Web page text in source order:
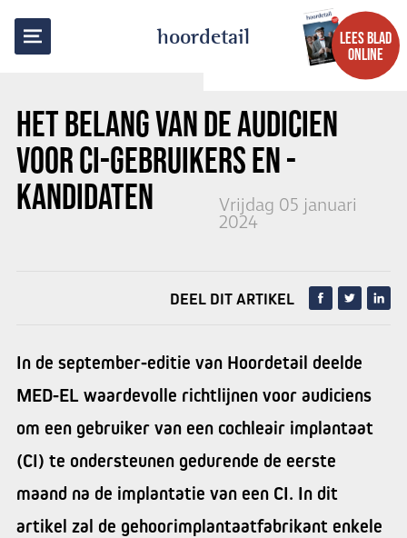
hoordetail
LEES BLAD
ONLINE
HET BELANG VAN DE AUDICIEN
VOOR CI-GEBRUIKERS EN -
KANDIDATEN
Vrijdag 05 januari
2024
TERUG NAAR OVERZICHT
DEEL DIT ARTIKEL
In de september-editie van Hoordetail deelde
MED-EL waardevolle richtlijnen voor audiciens
om een gebruiker van een cochleair implantaat
(CI) te ondersteunen gedurende de eerste
maand na de implantatie van een CI. In dit
artikel zal de gehoorimplantaatfabrikant enkele